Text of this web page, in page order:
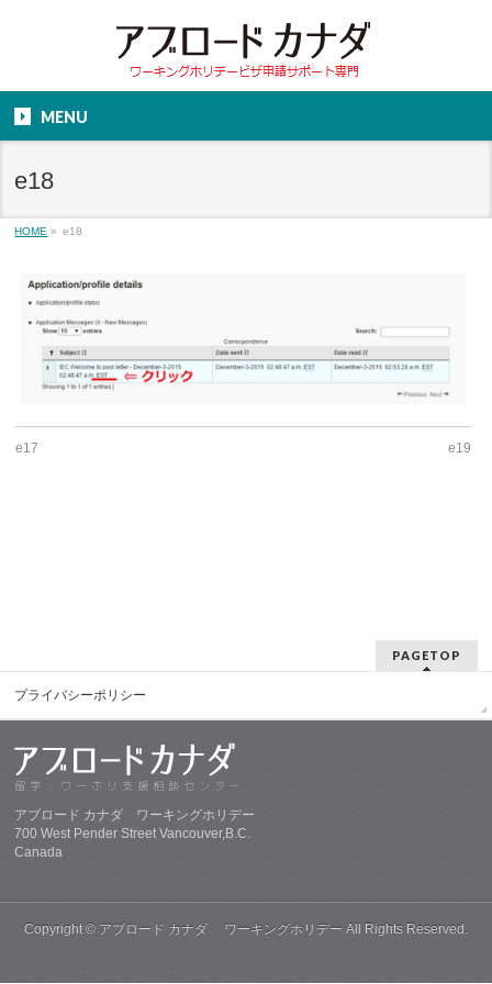
MENU
e18
HOME » e18
e17 e19
PAGETOP
プライバシーポリシー
アブロード カナダ ワーキングホリデー
700 West Pender Street Vancouver,B.C.
Canada
Copyright © アブロード カナダ ワーキングホリデー All Rights Reserved.